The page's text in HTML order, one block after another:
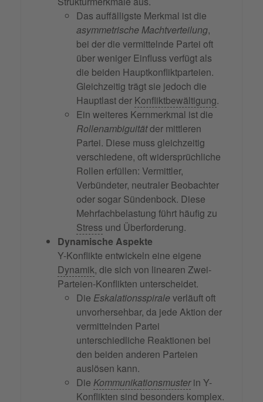
Das auffälligste Merkmal ist die
asymmetrische Machtverteilung,
bei der die vermittelnde Partei oft
über weniger Einfluss verfügt als
die beiden Hauptkonfliktparteien.
Gleichzeitig trägt sie jedoch die
Hauptlast der Konfliktbewältigung.
Ein weiteres Kernmerkmal ist die
Rollenambiguitätder mittleren
Partei. Diese muss gleichzeitig
verschiedene, oft widersprüchliche
Rollen erfüllen: Vermittler,
Verbündeter, neutraler Beobachter
oder sogar Sündenbock. Diese
Mehrfachbelastung führt häufig zu
Stress und Überforderung.
Dynamische Aspekte
Y-Konflikte entwickeln eine eigene
Dynamik, die sich von linearen Zwei-
Parteien-Konflikten unterscheidet.
Die Eskalationsspiraleverläuft oft
unvorhersehbar, da jede Aktion der
vermittelnden Partei
unterschiedliche Reaktionen bei
den beiden anderen Parteien
auslösen kann.
Die Kommunikationsmusterin Y-
Konflikten sind besonders komplex.